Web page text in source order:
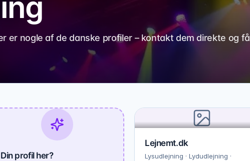
er nogle af de danske profiler – kontakt dem direkte og få
Din profil her?
Lejnemt.dk
Lysudlejning · Lydudlejning ·